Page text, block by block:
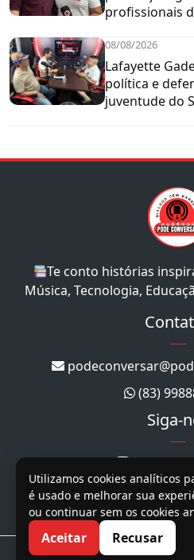
profissionais
08/08/2026
Lafayette
política e
juventude do
Te conto histórias
Música, Tecnologia,
(83)
Siga-
Utilizamos cookies analíticos
é usado e melhorar sua
ou continuar sem os cookies
Aceitar Recusar